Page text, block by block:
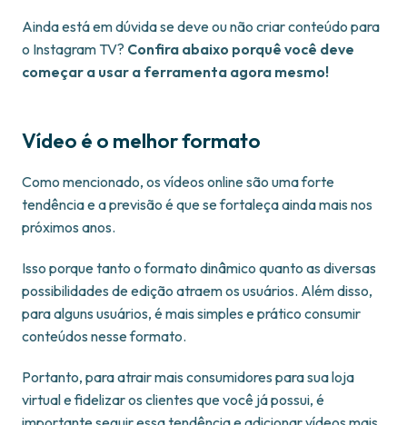
Ainda está em dúvida se deve ou não criar conteúdo para
o Instagram TV? Confira abaixo porquê você deve
começar a usar a ferramenta agora mesmo!
Vídeo é o melhor formato
Como mencionado, os vídeos online são uma forte
tendência e a previsão é que se fortaleça ainda mais nos
próximos anos.
Isso porque tanto o formato dinâmico quanto as diversas
possibilidades de edição atraem os usuários. Além disso,
para alguns usuários, é mais simples e prático consumir
conteúdos nesse formato.
Portanto, para atrair mais consumidores para sua loja
virtual e fidelizar os clientes que você já possui, é